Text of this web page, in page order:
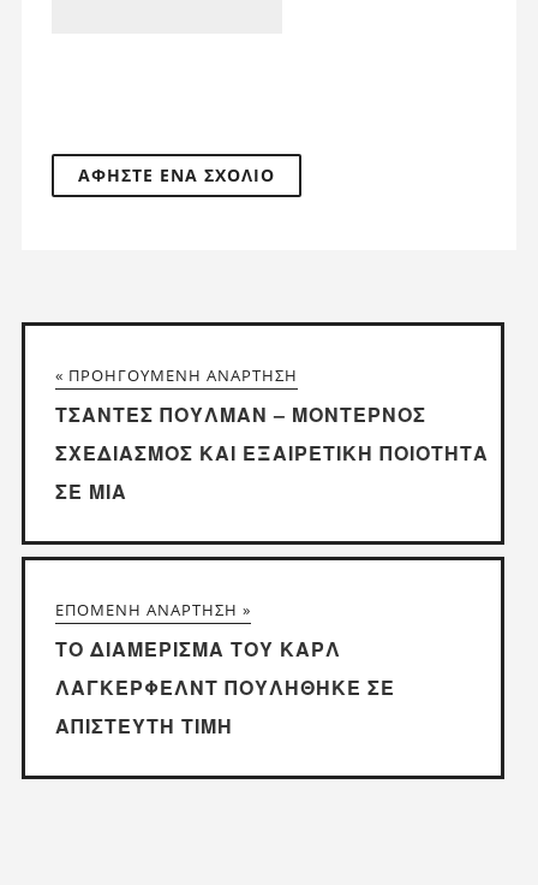
« ΠΡΟΗΓΟΎΜΕΝΗ ΑΝΆΡΤΗΣΗ
ΤΣΆΝΤΕΣ ΠΟΎΛΜΑΝ – ΜΟΝΤΈΡΝΟΣ
ΣΧΕΔΙΑΣΜΌΣ ΚΑΙ ΕΞΑΙΡΕΤΙΚΉ ΠΟΙΌΤΗΤΑ
ΣΕ ΜΊΑ
ΕΠΌΜΕΝΗ ΑΝΆΡΤΗΣΗ »
ΤΟ ΔΙΑΜΈΡΙΣΜΑ ΤΟΥ ΚΑΡΛ
ΛΆΓΚΕΡΦΕΛΝΤ ΠΟΥΛΉΘΗΚΕ ΣΕ
ΑΠΊΣΤΕΥΤΗ ΤΙΜΉ